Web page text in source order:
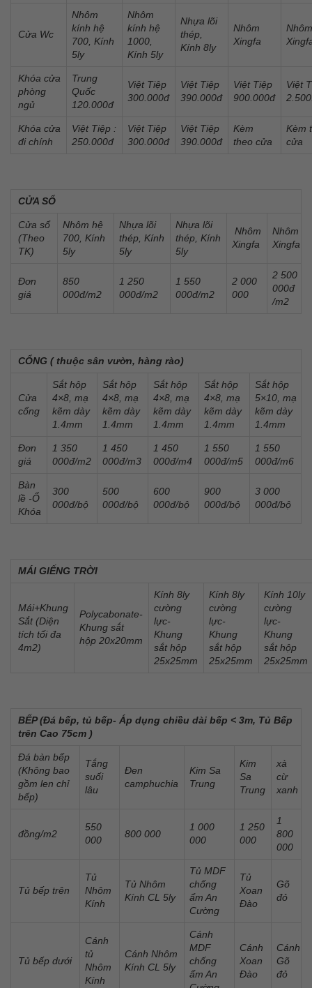
Cửa Wc
Nhôm
kính hệ
700, Kính
5ly
Nhôm
kính hệ
1000,
Kính 5ly
Nhựa lõi
thép,
Kính 8ly
Nhôm
Xingfa
Khóa cửa
phòng
ngủ
Trung
Quốc
120.000đ
Việt Tiệp
300.000đ
Việt Tiệp
390.000đ
Việt Tiệp
900.000đ
Việt
Khóa cửa
đi chính
Việt Tiệp :
250.000đ
Việt Tiệp
300.000đ
Việt Tiệp
390.000đ
Kèm
theo cửa
Kèm
cửa
CỬA SỔ
Cửa sổ
(Theo
TK)
Nhôm hệ
700, Kính
5ly
Nhựa lõi
thép, Kính
5ly
Nhựa lõi
thép, Kính
5ly
Nhôm
Xingfa
Nhôm
Xingfa
Đơn
giá
850
000đ/m2
1 250
000đ/m2
1 550
000đ/m2
2 000
000
2 500
000đ
/m2
CỔNG ( thuộc sân vườn, hàng rào)
Cửa
cổng
Sắt hộp
4×8, mạ
kẽm dày
1.4mm
Sắt hộp
4×8, mạ
kẽm dày
1.4mm
Sắt hộp
4×8, mạ
kẽm dày
1.4mm
Sắt hộp
4×8, mạ
kẽm dày
1.4mm
Sắt hộp
5×10, mạ
kẽm dày
1.4mm
Đơn
giá
1 350
000đ/m2
1 450
000đ/m3
1 450
000đ/m4
1 550
000đ/m5
1 550
000đ/m6
Bàn
lề -Ổ
Khóa
300
000đ/bộ
500
000đ/bộ
600
000đ/bộ
900
000đ/bộ
3 000
000đ/bộ
MÁI GIẾNG TRỜI
Mái+Khung
Sắt (Diện
tích tối đa
4m2)
Polycabonate-
Khung sắt
hộp 20x20mm
Kính 8ly
cường
lực-
Khung
sắt hộp
25x25mm
Kính 8ly
cường
lực-
Khung
sắt hộp
25x25mm
Kính 10ly
cường
lực-
Khung
sắt hộp
25x25mm
BẾP (Đá bếp, tủ bếp- Áp dụng chiều dài bếp < 3m, Tủ Bếp
trên Cao 75cm )
Đá bàn bếp
(Không bao
gồm len chỉ
bếp)
Tắng
suối
lâu
Đen
camphuchia
Kim Sa
Trung
Kim
Sa
Trung
xà
cừ
xanh
đồng/m2
550
000
800 000
1 000
000
1 250
000
1
800
000
Tủ bếp trên
Tủ
Nhôm
Kính
Tủ Nhôm
Kính CL 5ly
Tủ MDF
chống
ẩm An
Cường
Tủ
Xoan
Đào
Gõ
đỏ
Tủ bếp dưới
Cánh
tủ
Nhôm
Kính
Cánh Nhôm
Kính CL 5ly
Cánh
MDF
chống
ẩm An
Cánh
Xoan
Đào
Cánh
Gõ
đỏ